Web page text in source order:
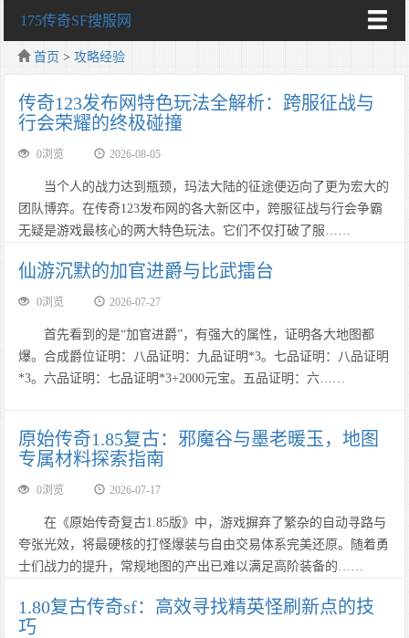
175传奇SF搜服网
首页 >攻略经验
传奇123发布网特色玩法全解析：跨服征战与
行会荣耀的终极碰撞
0浏览 2026-08-05
当个人的战力达到瓶颈，玛法大陆的征途便迈向了更为宏大的
团队博弈。在传奇123发布网的各大新区中，跨服征战与行会争霸
无疑是游戏最核心的两大特色玩法。它们不仅打破了服……
仙游沉默的加官进爵与比武擂台
0浏览 2026-07-27
首先看到的是“加官进爵”，有强大的属性，证明各大地图都
爆。合成爵位证明：八品证明：九品证明*3。七品证明：八品证明
*3。六品证明：七品证明*3+2000元宝。五品证明：六……
原始传奇1.85复古：邪魔谷与墨老暖玉，地图
专属材料探索指南
0浏览 2026-07-17
在《原始传奇复古1.85版》中，游戏摒弃了繁杂的自动寻路与
夸张光效，将最硬核的打怪爆装与自由交易体系完美还原。随着勇
士们战力的提升，常规地图的产出已难以满足高阶装备的……
1.80复古传奇sf：高效寻找精英怪刷新点的技
巧